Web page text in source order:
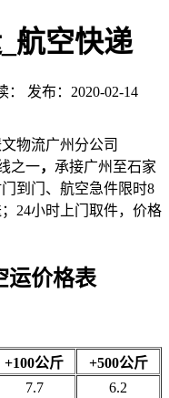
航空快递
：
发布：2020-02-14
物流广州分公司
之一， 承接广州至石家
到门、航空急件限时8
24小时上门取件，价格
价格表
+100公斤
+500公斤
7.7
6.2